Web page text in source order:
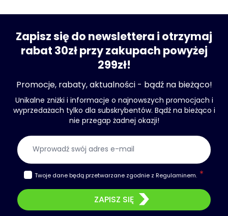
Zapisz się do newslettera i otrzymaj
rabat 30zł przy zakupach powyżej
299zł!
Promocje, rabaty, aktualności - bądź na bieżąco!
Unikalne zniżki i informacje o najnowszych promocjach i
wyprzedażach tylko dla subskrybentów. Bądź na bieżąco i
nie przegap żadnej okazji!
Twoje dane będą przetwarzane zgodnie z Regulaminem.
ZAPISZ SIĘ